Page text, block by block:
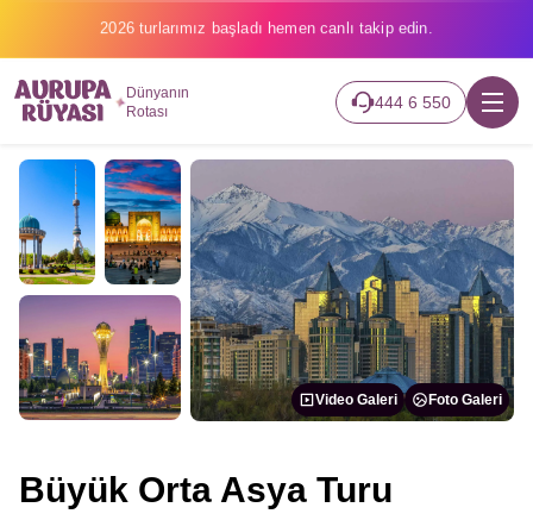
2026 turlarımız başladı hemen canlı takip edin.
Dünyanın
Rotası
444 6 550
Video Galeri Foto Galeri
Büyük Orta Asya Turu